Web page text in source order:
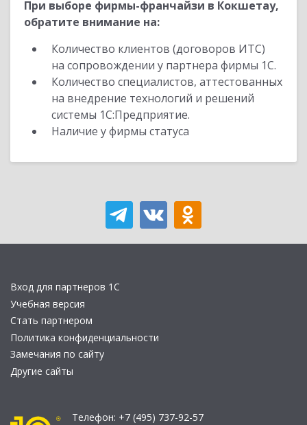
При выборе фирмы-франчайзи в Кокшетау,
обратите внимание на:
Количество клиентов (договоров ИТС)
на сопровождении у партнера фирмы 1С.
Количество специалистов, аттестованных
на внедрение технологий и решений
системы 1С:Предприятие.
Наличие у фирмы статуса
Вход для партнеров 1С
Учебная версия
Стать партнером
Политика конфиденциальности
Замечания по сайту
Другие сайты
Телефон: +7 (495) 737-92-57